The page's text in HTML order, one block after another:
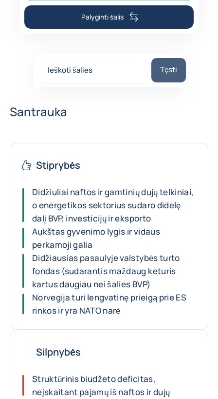
Palyginti šalis
Ieškoti šalies Ieškoti šalies
Tęsti
Santrauka
Stiprybės
Didžiuliai naftos ir gamtinių dujų telkiniai,
o energetikos sektorius sudaro didelę
dalį BVP, investicijų ir eksporto
Aukštas gyvenimo lygis ir vidaus
perkamoji galia
Didžiausias pasaulyje valstybės turto
fondas (sudarantis maždaug keturis
kartus daugiau nei šalies BVP)
Norvegija turi lengvatinę prieigą prie ES
rinkos ir yra NATO narė
Silpnybės
Struktūrinis biudžeto deficitas,
neįskaitant pajamų iš naftos ir dujų